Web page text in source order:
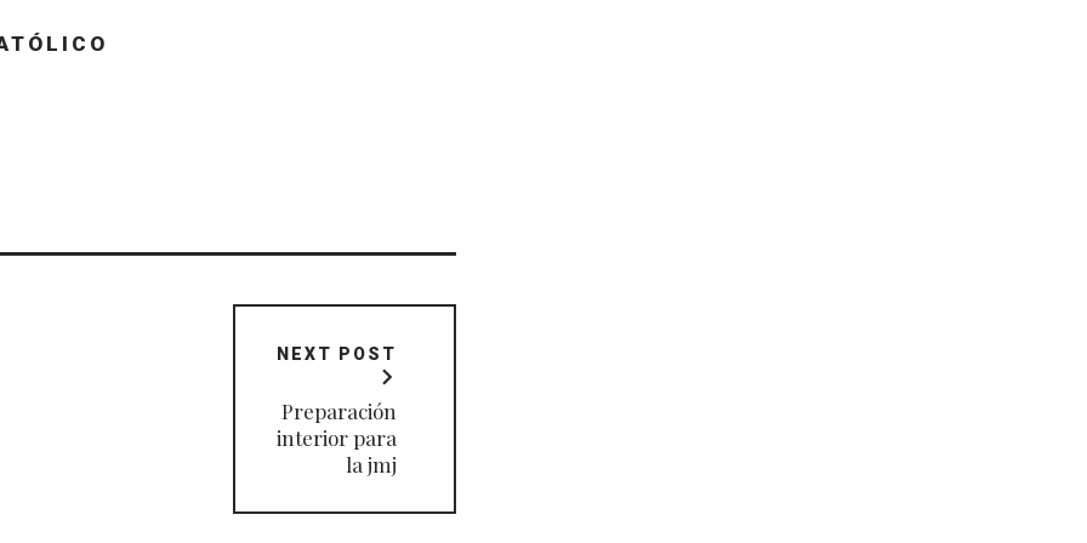
NEXT POST
Preparación
interior para
la jmj